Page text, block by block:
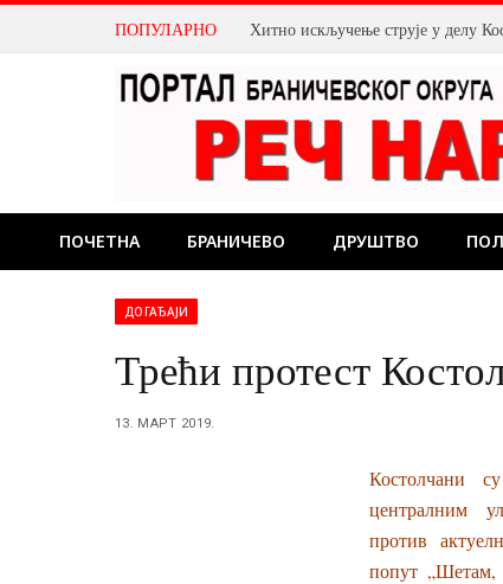
ПОПУЛАРНО Хитно искључење струје у делу
ПОЧЕТНА БРАНИЧЕВО ДРУШТВО
ДОГАЂАЈИ
Трећи протест
13. МАРТ 2019.
Костолчани
централним
против
попут „Шетам,